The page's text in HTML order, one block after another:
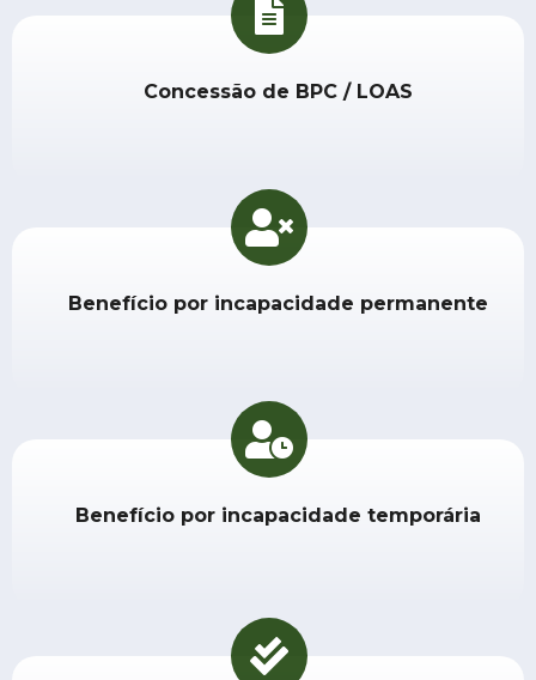
Concessão de BPC / LOAS
Benefício por incapacidade permanente
Benefício por incapacidade temporária